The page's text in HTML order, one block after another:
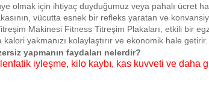
olmak için ihtiyaç duyduğumuz veya pahalı ücret
vücutta esnek bir refleks yaratan ve
Makinesi Fitness Titreşim Plakaları, etkili bir
yakmanızı kolaylaştırır ve ekonomik hale getirir.
yapmanın faydaları nelerdir?
iyleşme, kilo kaybı, kas kuvveti ve daha